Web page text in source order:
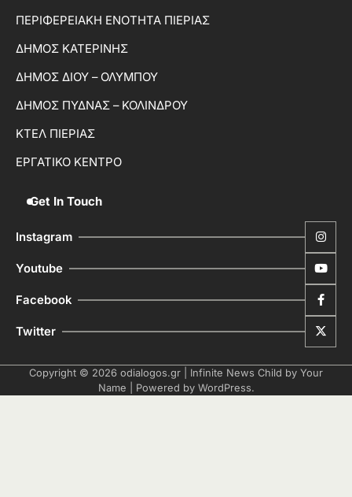
ΠΕΡΙΦΕΡΕΙΑΚΗ ΕΝΟΤΗΤΑ ΠΙΕΡΙΑΣ
ΔΗΜΟΣ ΚΑΤΕΡΙΝΗΣ
ΔΗΜΟΣ ΔΙΟΥ – ΟΛΥΜΠΟΥ
ΔΗΜΟΣ ΠΥΔΝΑΣ – ΚΟΛΙΝΔΡΟΥ
ΚΤΕΛ ΠΙΕΡΙΑΣ
ΕΡΓΑΤΙΚΟ ΚΕΝΤΡΟ
Get In Touch
Instagram
Youtube
Facebook
Twitter
Copyright © 2026 odialogos.gr | Infinite News Child by Your
Name | Powered by WordPress.